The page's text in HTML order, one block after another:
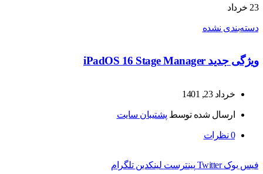
23 خرداد
دسته‌بندی نشده
ویژگی‌ جدید iPadOS 16 Stage Manager
خرداد 23, 1401
ارسال شده توسط پشتیبان سایت
0 نظرات
فیس بوک Twitter پینترست لینکدین تلگرام